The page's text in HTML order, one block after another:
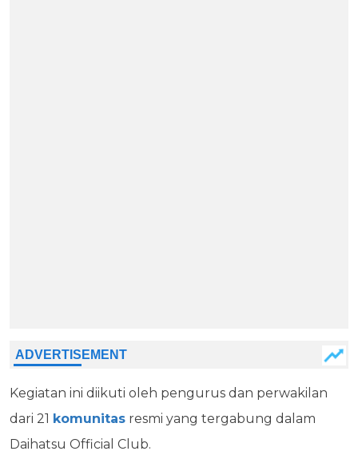
Kegiatan ini diikuti oleh pengurus dan perwakilan
dari 21 komunitas resmi yang tergabung dalam
Daihatsu Official Club.